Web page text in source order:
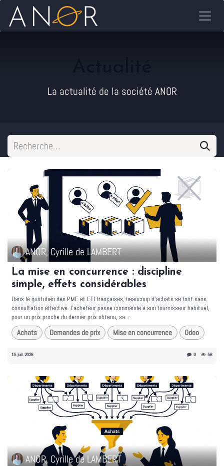
Se rendre au contenu
La actualité de la société ANOR
ANOR, Cyrille de LAMBERT
La mise en concurrence : discipline
simple, effets considérables
Dans le quotidien des PME et ETI françaises, beaucoup d'achats se font sans
consultation effective. L'acheteur passe commande à son fournisseur habituel,
pour un prix proche du dernier prix obtenu, sa...
Achats Demandes de prix Mise en concurrence Odoo
15 juil. 2026 0 56
ANOR, Cyrille de LAMBERT